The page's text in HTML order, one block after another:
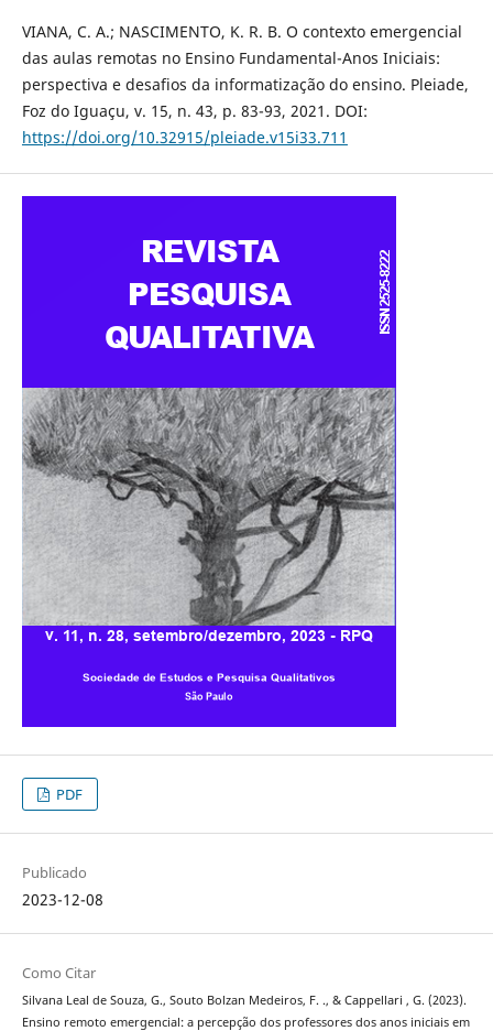
VIANA, C. A.; NASCIMENTO, K. R. B. O contexto emergencial
das aulas remotas no Ensino Fundamental-Anos Iniciais:
perspectiva e desafios da informatização do ensino. Pleiade,
Foz do Iguaçu, v. 15, n. 43, p. 83-93, 2021. DOI:
https://doi.org/10.32915/pleiade.v15i33.711
PDF
Publicado
2023-12-08
Como Citar
Silvana Leal de Souza, G., Souto Bolzan Medeiros, F. ., & Cappellari , G. (2023).
Ensino remoto emergencial: a percepção dos professores dos anos iniciais em